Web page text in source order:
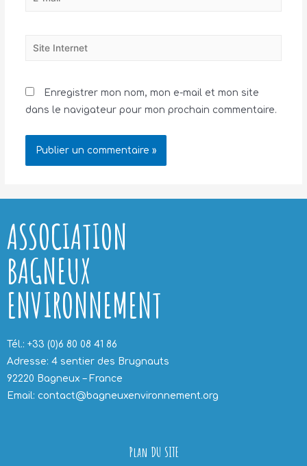
Enregistrer mon nom, mon e-mail et mon site
dans le navigateur pour mon prochain commentaire.
ASSOCIATION
BAGNEUX
ENVIRONNEMENT
Tél.: +33 (0)6 80 08 41 86
Adresse: 4 sentier des Brugnauts
92220 Bagneux – France
Email: contact@bagneuxenvironnement.org
Plan DU SITE